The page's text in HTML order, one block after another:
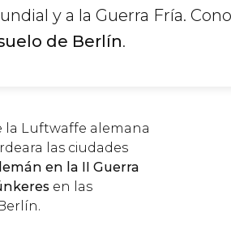
y a la Guerra Fría.
de Berlín.
la Luftwaffe alemana
las ciudades
en la II Guerra
en las